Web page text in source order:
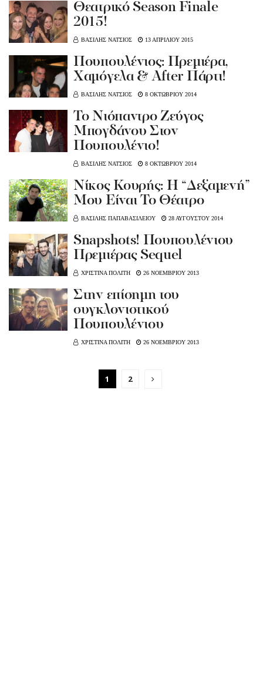
Θεατρικό Season Finale
2015!
ΒΑΣΙΛΗΣ ΝΑΤΣΙΟΣ 13 ΑΠΡΙΛΙΟΥ 2015
Πουπουλένιος: Πρεμιέρα,
Χαμόγελα & After Πάρτι!
ΒΑΣΙΛΗΣ ΝΑΤΣΙΟΣ 8 ΟΚΤΩΒΡΙΟΥ 2014
Το Νιόπαντρο Ζεύγος
Μπογδάνου Στον
Πουπουλένιο!
ΒΑΣΙΛΗΣ ΝΑΤΣΙΟΣ 8 ΟΚΤΩΒΡΙΟΥ 2014
Νίκος Κουρής: Η “Δεξαμενή”
Μου Είναι Το Θέατρο
ΒΑΣΙΛΗΣ ΠΑΠΑΒΑΣΙΛΕΙΟΥ 28 ΑΥΓΟΥΣΤΟΥ 2014
Snapshots! Πουπουλένιου
Πρεμιέρας Sequel
ΧΡΙΣΤΙΝΑ ΠΟΛΙΤΗ 26 ΝΟΕΜΒΡΙΟΥ 2013
Στην επίσημη του
συγκλονιστικού
Πουπουλένιου
ΧΡΙΣΤΙΝΑ ΠΟΛΙΤΗ 26 ΝΟΕΜΒΡΙΟΥ 2013
1 2